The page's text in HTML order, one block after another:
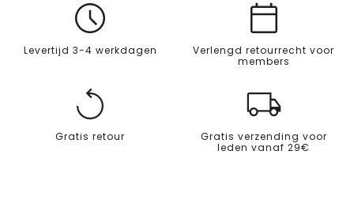
Levertijd 3-4 werkdagen
Verlengd retourrecht voor
members
Gratis retour
Gratis verzending voor
leden vanaf 29€